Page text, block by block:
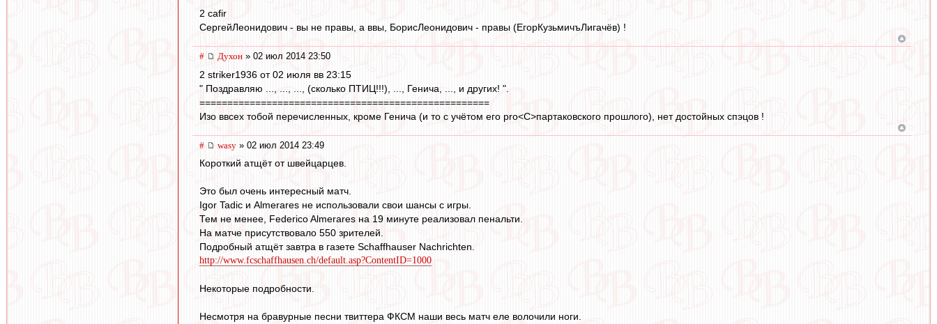
2 cafir
CергейЛеонидович - вы не правы, а ввы, БорисЛеонидович - правы (ЕгорКузьмичъЛигачёв) !
# Духон » 02 июл 2014 23:50
2 striker1936 от 02 июля вв 23:15
" Поздравляю ..., ..., ..., (сколько ПТИЦ!!!), ..., Генича, ..., и других! ".
====================================================
Изо ввсех тобой перечисленных, кроме Генича (и то с учётом его pro<C>партаковского прошлого), нет достойных спэцов !
# wasy » 02 июл 2014 23:49
Короткий атщёт от швейцарцев.
Это был очень интересный матч.
Igor Tadic и Almerares не использовали свои шансы с игры.
Тем не менее, Federico Almerares на 19 минуте реализовал пенальти.
На матче присутствовало 550 зрителей.
Подробный атщёт завтра в газете Schaffhauser Nachrichten.
http://www.fcschaffhausen.ch/default.asp?ContentID=1000
Некоторые подробности.
Несмотря на бравурные песни твиттера ФКСМ наши весь матч еле волочили ноги.